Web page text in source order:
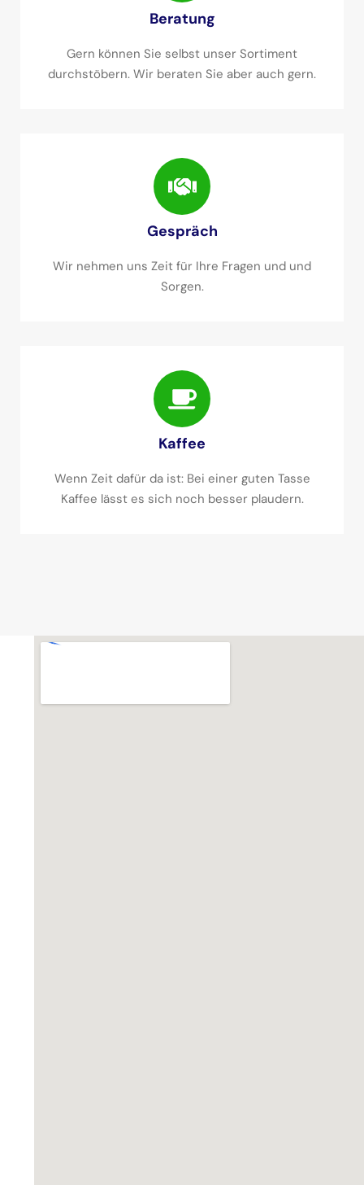
Beratung
Gern können Sie selbst unser Sortiment
durchstöbern. Wir beraten Sie aber auch gern.
Gespräch
Wir nehmen uns Zeit für Ihre Fragen und und
Sorgen.
Kaffee
Wenn Zeit dafür da ist: Bei einer guten Tasse
Kaffee lässt es sich noch besser plaudern.